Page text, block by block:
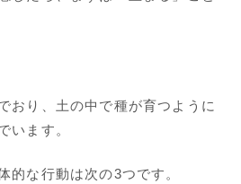
おり、土の中で種が育つように
います。
的な行動は次の3つです。